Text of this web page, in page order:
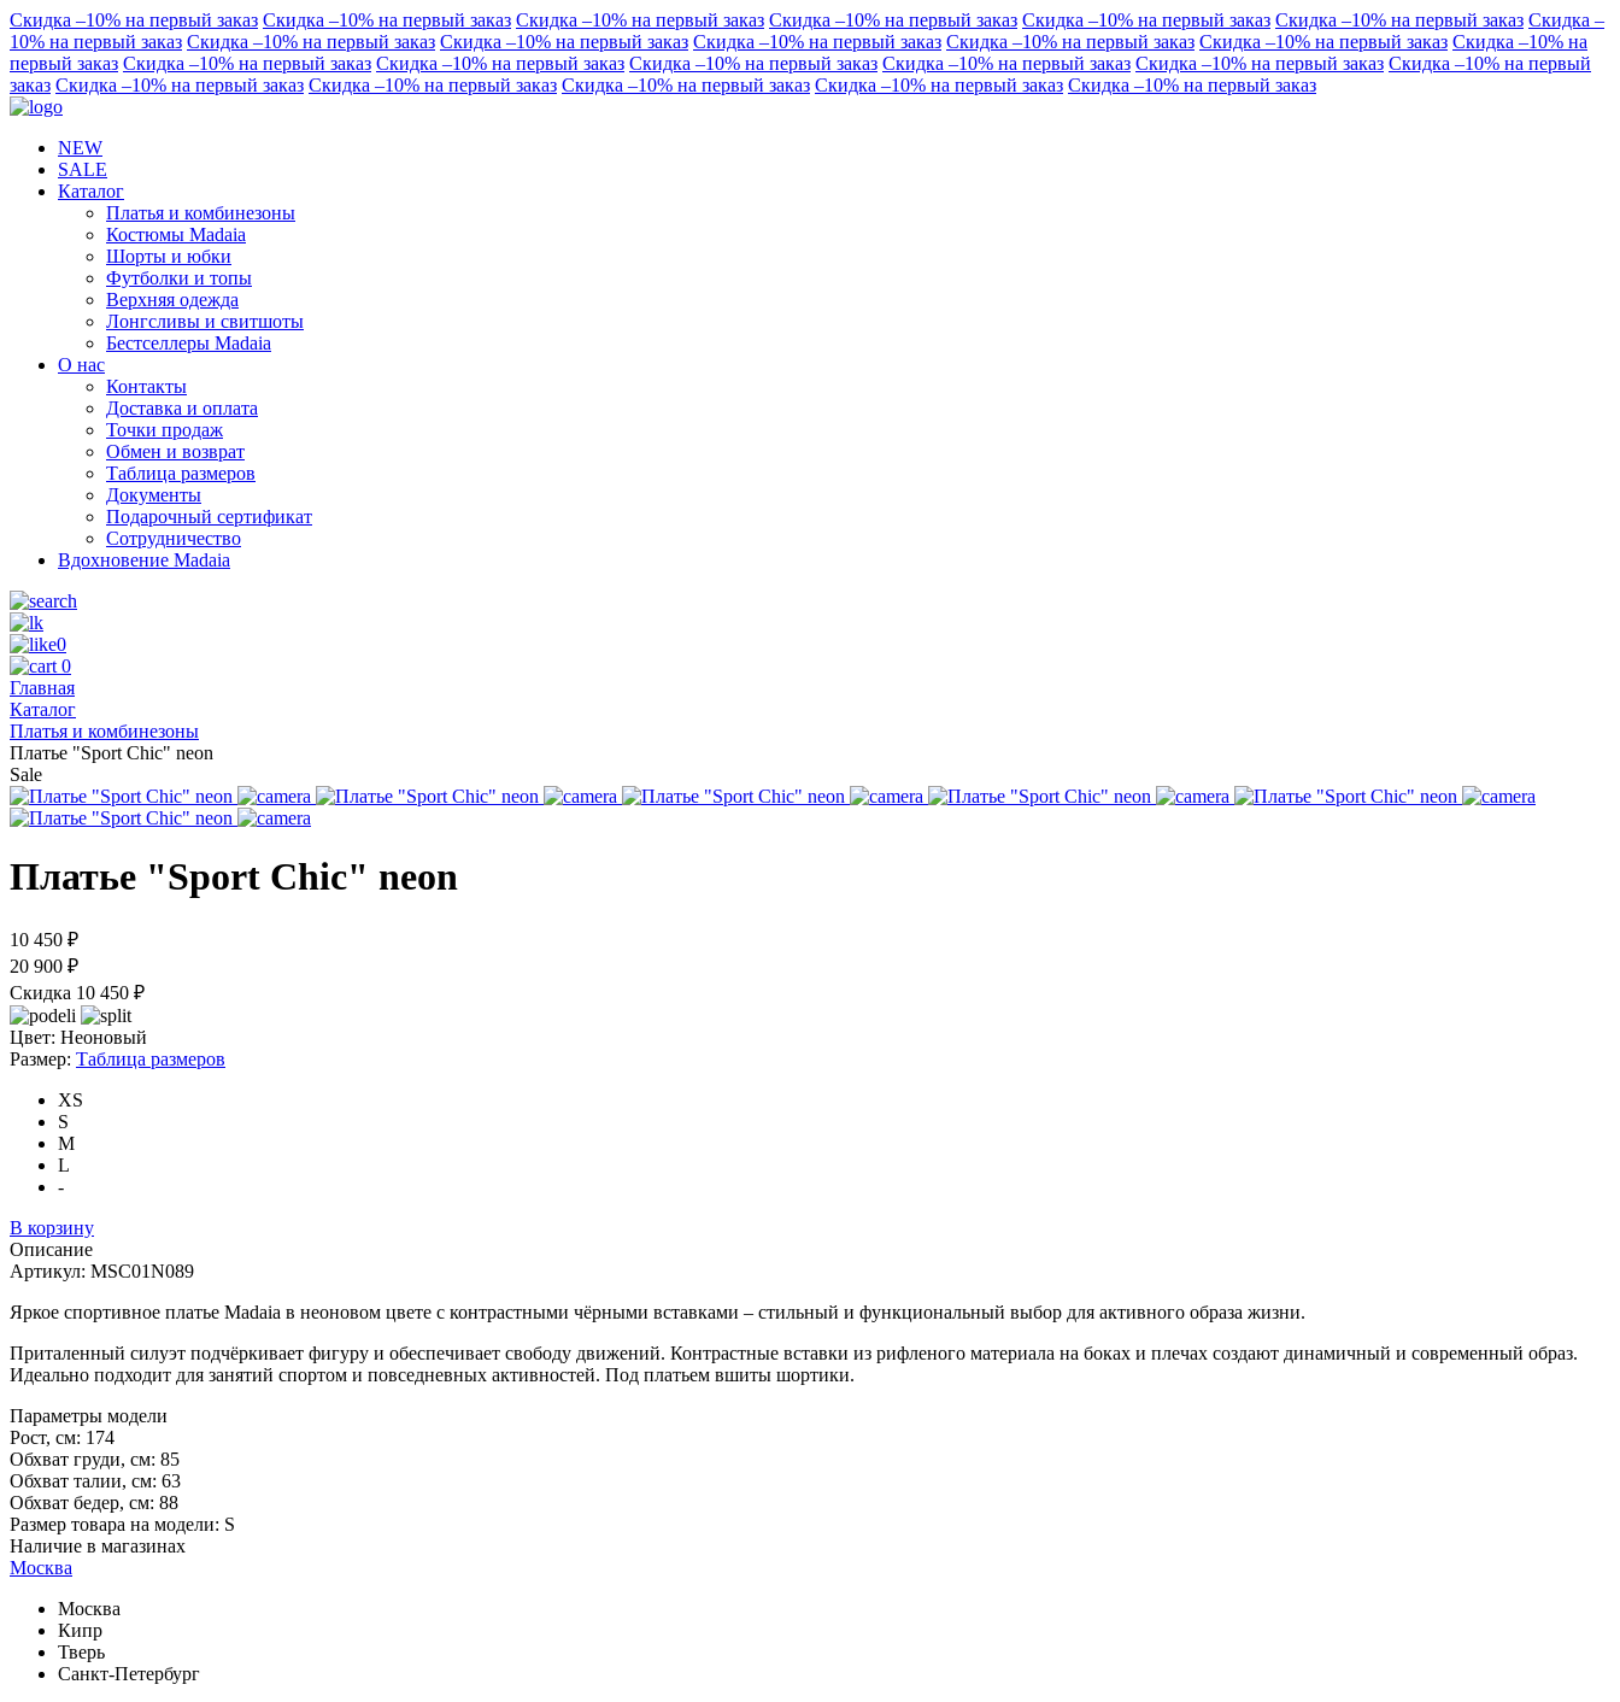
Скидка –10% на первый заказ Скидка –10% на первый заказ Скидка –10% на первый заказ Скидка –10% на первый заказ Скидка –10% на первый заказ Скидка –10% на первый заказ Скидка –
10% на первый заказ Скидка –10% на первый заказ Скидка –10% на первый заказ Скидка –10% на первый заказ Скидка –10% на первый заказ Скидка –10% на первый заказ Скидка –10% на
первый заказ Скидка –10% на первый заказ Скидка –10% на первый заказ Скидка –10% на первый заказ Скидка –10% на первый заказ Скидка –10% на первый заказ Скидка –10% на первый
заказ Скидка –10% на первый заказ Скидка –10% на первый заказ Скидка –10% на первый заказ Скидка –10% на первый заказ Скидка –10% на первый заказ
NEW
SALE
Каталог
Платья и комбинезоны
Костюмы Madaia
Шорты и юбки
Футболки и топы
Верхняя одежда
Лонгсливы и свитшоты
Бестселлеры Madaia
О нас
Контакты
Доставка и оплата
Точки продаж
Обмен и возврат
Таблица размеров
Документы
Подарочный сертификат
Сотрудничество
Вдохновение Madaia
0
0
Главная
Каталог
Платья и комбинезоны
Платье "Sport Chic" neon
Sale
Платье "Sport Chic" neon
10 450 ₽
20 900 ₽
Скидка 10 450 ₽
Цвет: Неоновый
Размер: Таблица размеров
XS
S
M
L
-
В корзину
Описание
Артикул: MSС01N089
Яркое спортивное платье Madaia в неоновом цвете с контрастными чёрными вставками – стильный и функциональный выбор для активного образа жизни.
Приталенный силуэт подчёркивает фигуру и обеспечивает свободу движений. Контрастные вставки из рифленого материала на боках и плечах создают динамичный и современный образ.
Идеально подходит для занятий спортом и повседневных активностей. Под платьем вшиты шортики.
Параметры модели
Рост, см: 174
Обхват груди, см: 85
Обхват талии, см: 63
Обхват бедер, см: 88
Размер товара на модели: S
Наличие в магазинах
Москва
Москва
Кипр
Тверь
Санкт-Петербург